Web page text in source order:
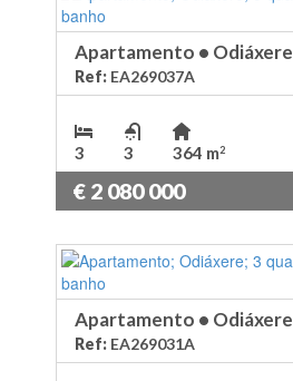
Apartamento • Odiáxere
Ref: EA269037A
3 3 364 m2
€ 2 080 000
Apartamento • Odiáxere
Ref: EA269031A